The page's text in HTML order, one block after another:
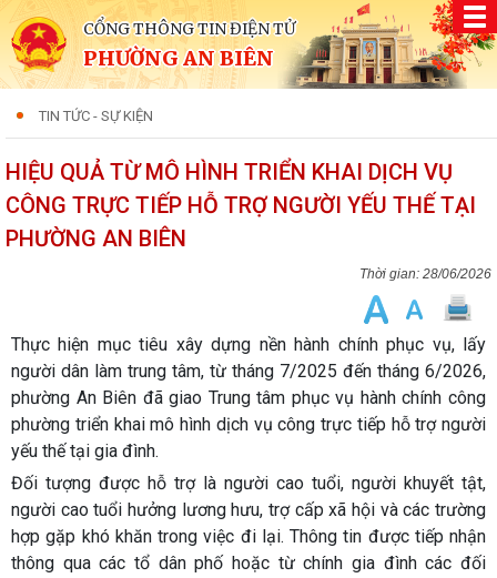
CỔNG THÔNG TIN ĐIỆN TỬ
PHƯỜNG AN BIÊN
TIN TỨC - SỰ KIỆN
HIỆU QUẢ TỪ MÔ HÌNH TRIỂN KHAI DỊCH VỤ
CÔNG TRỰC TIẾP HỖ TRỢ NGƯỜI YẾU THẾ TẠI
PHƯỜNG AN BIÊN
28/06/2026
Thực hiện mục tiêu xây dựng nền hành chính phục vụ, lấy
người dân làm trung tâm, từ tháng 7/2025 đến tháng 6/2026,
phường An Biên đã giao Trung tâm phục vụ hành chính công
phường triển khai mô hình dịch vụ công trực tiếp hỗ trợ người
yếu thế tại gia đình.
Đối tượng được hỗ trợ là người cao tuổi, người khuyết tật,
người cao tuổi hưởng lương hưu, trợ cấp xã hội và các trường
hợp gặp khó khăn trong việc đi lại. Thông tin được tiếp nhận
thông qua các tổ dân phố hoặc từ chính gia đình các đối